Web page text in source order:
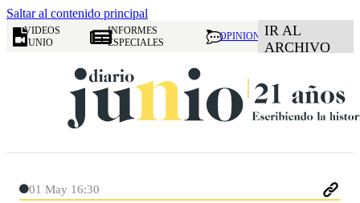
Saltar al contenido principal
VIDEOS
JUNIO
INFORMES
ESPECIALES
OPINION IR AL
ARCHIVO
01 May 16:30